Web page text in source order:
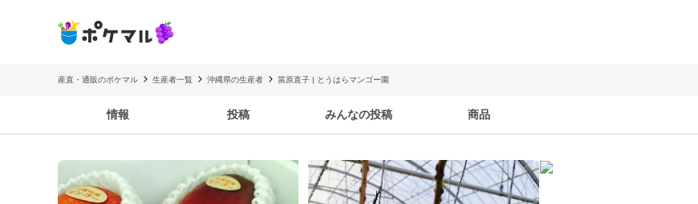
産直・通販のポケマル 生産者一覧 沖縄県の生産者 當原直子 | とうはらマンゴー園
情報 投稿 みんなの投稿 商品